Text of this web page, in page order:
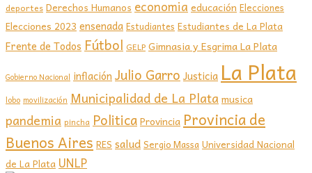
deportes Derechos Humanos economia educación Elecciones
Elecciones 2023 ensenada Estudiantes Estudiantes de La Plata
Frente de Todos Fútbol GELP Gimnasia y Esgrima La Plata
Gobierno Nacional inflación Julio Garro Justicia La Plata
lobo movilización Municipalidad de La Plata musica
pandemia pincha PoliticaProvincia Provincia de
Buenos Aires RES saludSergio MassaUniversidad Nacional
de La Plata UNLP